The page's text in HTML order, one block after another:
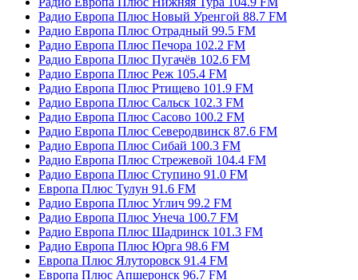
Радио Европа Плюс Новый Уренгой 88.7 FM
Радио Европа Плюс Отрадный 99.5 FM
Радио Европа Плюс Печора 102.2 FM
Радио Европа Плюс Пугачёв 102.6 FM
Радио Европа Плюс Реж 105.4 FM
Радио Европа Плюс Ртищево 101.9 FM
Радио Европа Плюс Сальск 102.3 FM
Радио Европа Плюс Сасово 100.2 FM
Радио Европа Плюс Северодвинск 87.6 FM
Радио Европа Плюс Сибай 100.3 FM
Радио Европа Плюс Стрежевой 104.4 FM
Радио Европа Плюс Ступино 91.0 FM
Европа Плюс Тулун 91.6 FM
Радио Европа Плюс Углич 99.2 FM
Радио Европа Плюс Унеча 100.7 FM
Радио Европа Плюс Шадринск 101.3 FM
Радио Европа Плюс Юрга 98.6 FM
Европа Плюс Ялуторовск 91.4 FM
Европа Плюс Апшеронск 96.7 FM